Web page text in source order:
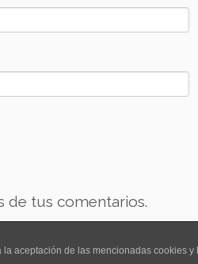
de tus comentarios.
aceptación de las mencionadas cookies